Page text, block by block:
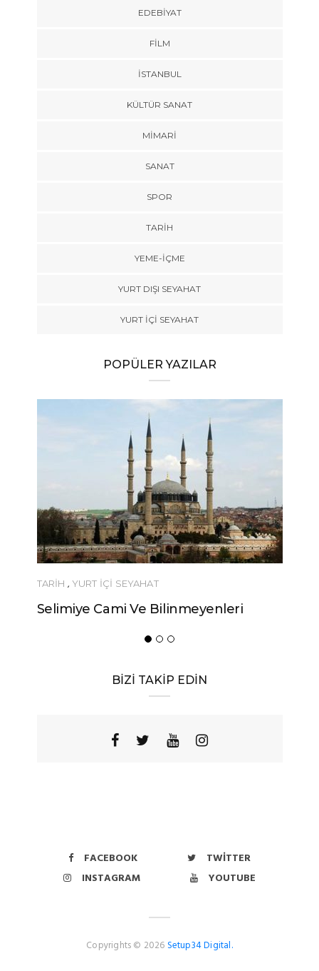
EDEBIYAT
FILM
İSTANBUL
KÜLTÜR SANAT
MIMARI
SANAT
SPOR
TARİH
YEME-İÇME
YURT DIŞI SEYAHAT
YURT İÇİ SEYAHAT
POPÜLER YAZILAR
TARİH , YURT İÇİ SEYAHAT
Selimiye Cami Ve Bilinmeyenleri
BİZİ TAKİP EDİN
FACEBOOK
TWITTER
INSTAGRAM
YOUTUBE
Copyrights © 2026 Setup34 Digital.